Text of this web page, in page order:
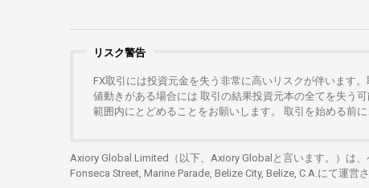
リスク警告
FX取引には投資元金を失う 非常に高い リスクが伴います。
値動きがある場合には 取引の結果投資元本の全てを失う 可
範囲内にとどめることをお願いします 。 取引を始める前に
Axiory Global Limited（以下、Axiory Globalと言います。）は、
Fonseca Street, Marine Parade, Belize City, Belize, C.A.にて運営さ